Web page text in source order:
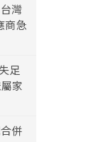
灣
商急
足
家
併